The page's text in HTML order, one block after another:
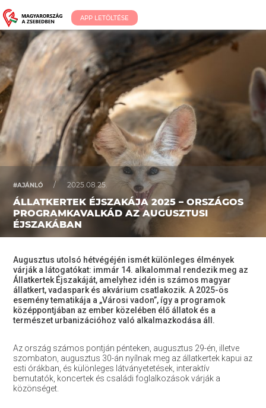
APP LETÖLTÉSE
#AJÁNLÓ / 2025.08.25.
ÁLLATKERTEK ÉJSZAKÁJA 2025 – ORSZÁGOS
PROGRAMKAVALKÁD AZ AUGUSZTUSI
ÉJSZAKÁBAN
Augusztus utolsó hétvégéjén ismét különleges élmények
várják a látogatókat: immár 14. alkalommal rendezik meg az
Állatkertek Éjszakáját, amelyhez idén is számos magyar
állatkert, vadaspark és akvárium csatlakozik. A 2025-ös
esemény tematikája a „Városi vadon”, így a programok
középpontjában az ember közelében élő állatok és a
természet urbanizációhoz való alkalmazkodása áll.
Az ország számos pontján pénteken, augusztus 29-én, illetve
szombaton, augusztus 30-án nyílnak meg az állatkertek kapui az
esti órákban, és különleges látványetetések, interaktív
bemutatók, koncertek és családi foglalkozások várják a
közönséget.